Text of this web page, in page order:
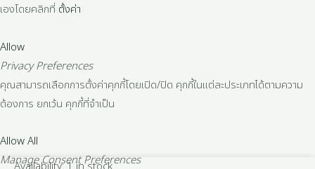
เองโดยคลิกที่ ตั้งค่า
Allow
Privacy Preferences
คุณสามารถเลือกการตั้งค่าคุกกี้โดยเปิด/ปิด คุกกี้ในแต่ละประเภทได้ตามความ
ต้องการ ยกเว้น คุกกี้ที่จำเป็น
Allow All
Manage Consent Preferences
สาม